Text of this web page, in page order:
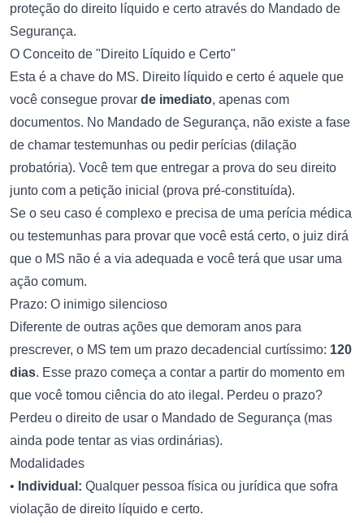
proteção do direito líquido e certo através do Mandado de
Segurança.
O Conceito de "Direito Líquido e Certo"
Esta é a chave do MS. Direito líquido e certo é aquele que
você consegue provar de imediato, apenas com
documentos. No Mandado de Segurança, não existe a fase
de chamar testemunhas ou pedir perícias (dilação
probatória). Você tem que entregar a prova do seu direito
junto com a petição inicial (prova pré-constituída).
Se o seu caso é complexo e precisa de uma perícia médica
ou testemunhas para provar que você está certo, o juiz dirá
que o MS não é a via adequada e você terá que usar uma
ação comum.
Prazo: O inimigo silencioso
Diferente de outras ações que demoram anos para
prescrever, o MS tem um prazo decadencial curtíssimo: 120
dias. Esse prazo começa a contar a partir do momento em
que você tomou ciência do ato ilegal. Perdeu o prazo?
Perdeu o direito de usar o Mandado de Segurança (mas
ainda pode tentar as vias ordinárias).
Modalidades
• Individual: Qualquer pessoa física ou jurídica que sofra
violação de direito líquido e certo.